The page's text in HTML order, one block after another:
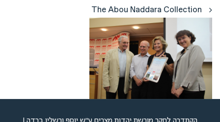
The Abou Naddara Collection